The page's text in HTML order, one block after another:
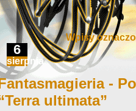
Wpisy
6
sierpnia
-
ultimata”